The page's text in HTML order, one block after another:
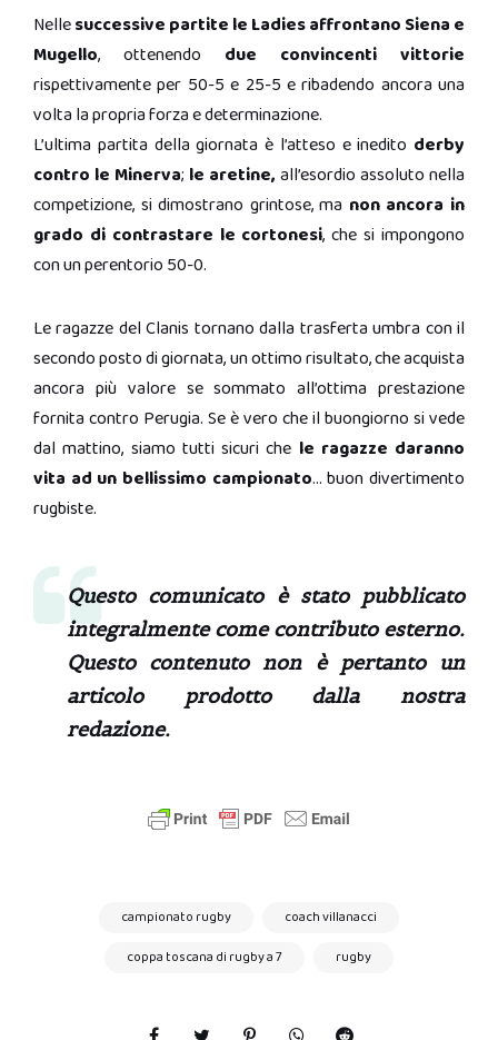
Nellesuccessive partite le Ladies affrontano Siena e
Mugello, ottenendo due convincenti vittorie
rispettivamente per 50-5 e 25-5 e ribadendo ancora una
volta la propria forza e determinazione.
L’ultima partita della giornata è l’atteso e inedito derby
contro le Minerva; le aretine, all’esordio assoluto nella
competizione, si dimostrano grintose, ma non ancora in
grado di contrastare le cortonesi, che si impongono
con un perentorio 50-0.
Le ragazze del Clanis tornano dalla trasferta umbra con il
secondo posto di giornata, un ottimo risultato, che acquista
ancora più valore se sommato all’ottima prestazione
fornita contro Perugia. Se è vero che il buongiorno si vede
dal mattino, siamo tutti sicuri che le ragazze daranno
vita ad un bellissimo campionato… buon divertimento
rugbiste.
Questo comunicato è stato pubblicato
integralmente come contributo esterno.
Questo contenuto non è pertanto un
articolo prodotto dalla nostra
redazione.
campionato rugby
coach villanacci
coppa toscana di rugby a 7
rugby